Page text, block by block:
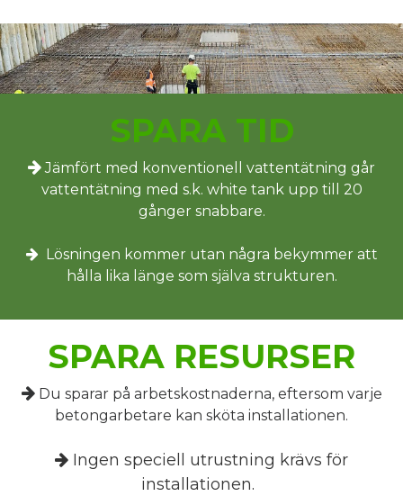
SPARA TID
Jämfört med konventionell vattentätning går
vattentätning med s.k. white tank upp till 20
gånger snabbare.
Lösningen kommer utan några bekymmer att
hålla lika länge som själva strukturen.
SPARA RESURSER
Du sparar på arbetskostnaderna, eftersom varje
betongarbetare kan sköta installationen.
Ingen speciell utrustning krävs för
installationen.